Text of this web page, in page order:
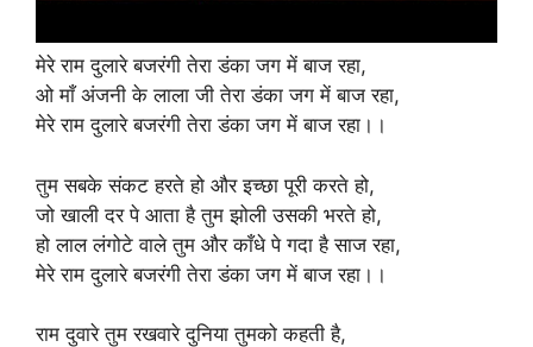
मेरे राम दुलारे बजरंगी तेरा डंका जग में बाज रहा,
ओ माँ अंजनी के लाला जी तेरा डंका जग में बाज रहा,
मेरे राम दुलारे बजरंगी तेरा डंका जग में बाज रहा।।
तुम सबके संकट हरते हो और इच्छा पूरी करते हो,
जो खाली दर पे आता है तुम झोली उसकी भरते हो,
हो लाल लंगोटे वाले तुम और काँधे पे गदा है साज रहा,
मेरे राम दुलारे बजरंगी तेरा डंका जग में बाज रहा।।
राम दुवारे तुम रखवारे दुनिया तुमको कहती है,